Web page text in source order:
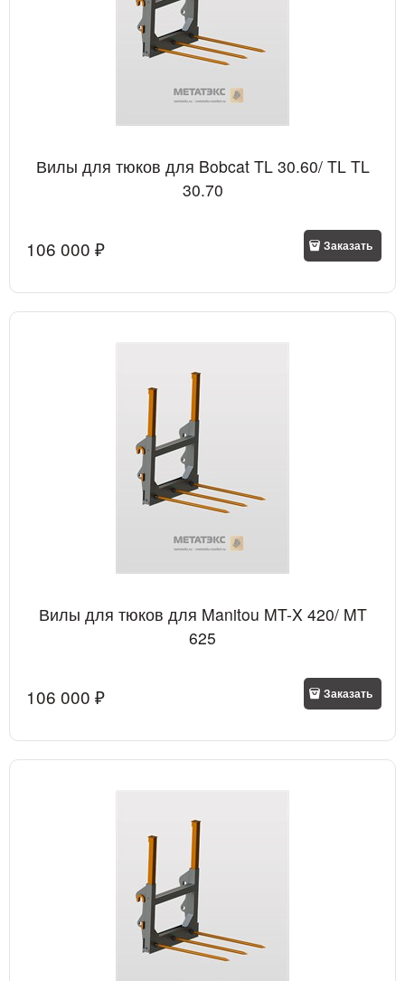
Вилы для тюков для Bobcat TL 30.60/ TL TL
30.70
106 000 ₽ Заказать
Вилы для тюков для Manitou MT-X 420/ MT
625
106 000 ₽ Заказать